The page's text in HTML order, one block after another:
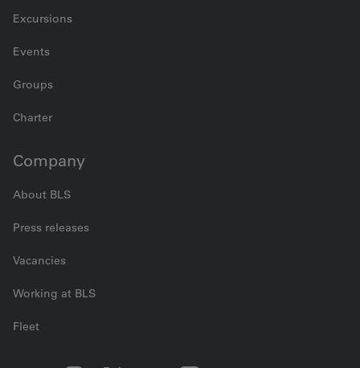
Excursions
Events
Groups
Charter
Company
About BLS
Press releases
Vacancies
Working at BLS
Fleet